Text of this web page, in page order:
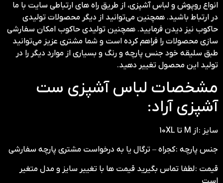
انواع روپوش و لباس آشپزی، از طریق راه های ارتباطی سایت با ما
در ارتباط باشید. همچنین می‌توانید از دیگر محصولات تولیدی
حاکوب نیز دیدن فرمایید. همچنین تولیدی حاکوب امکان سفارشی
سازی محصولات را فراهم کرده است و شما مشتری عزیز می‌توانید
طبق سلیقه خود جنس پارچه و رنگ و بسیاری از موارد دیگر را در
تولید این محصول تغییر دهید.
مشخصات لباس آشپزی ست
آشپزی آراد:
سایز : از M تا 10XL
جنس پارچه : کجراه – ترگال یا به درخواست مشتری پارچه سفارشی
قیمت : لطفا تماس بگیرید قیمت ها با تغییر سایز و مدل متغیر
است